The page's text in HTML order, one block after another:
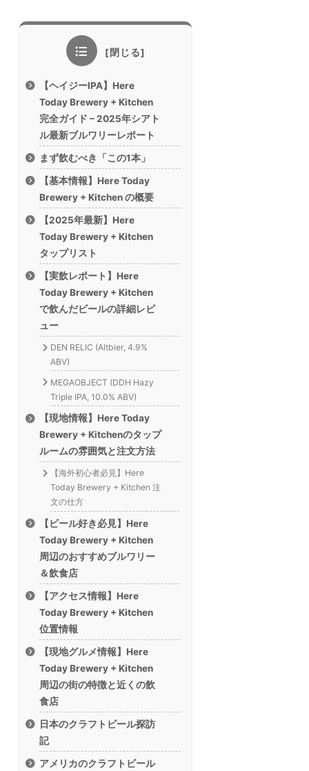
【ヘイジーIPA】Here
Today Brewery + Kitchen
完全ガイド – 2025年シアト
ル最新ブルワリーレポート
まず飲むべき「この1本」
【基本情報】Here Today
Brewery + Kitchen の概要
【2025年最新】Here
Today Brewery + Kitchen
タップリスト
【実飲レポート】Here
Today Brewery + Kitchen
で飲んだビールの詳細レビ
ュー
DEN RELIC (Altbier, 4.9%
ABV)
MEGAOBJECT (DDH Hazy
Triple IPA, 10.0% ABV)
【現地情報】Here Today
Brewery + Kitchenのタップ
ルームの雰囲気と注文方法
【海外初心者必見】Here
Today Brewery + Kitchen 注
文の仕方
【ビール好き必見】Here
Today Brewery + Kitchen
周辺のおすすめブルワリー
＆飲食店
【アクセス情報】Here
Today Brewery + Kitchen
位置情報
【現地グルメ情報】Here
Today Brewery + Kitchen
周辺の街の特徴と近くの飲
食店
日本のクラフトビール探訪
記
アメリカのクラフトビール